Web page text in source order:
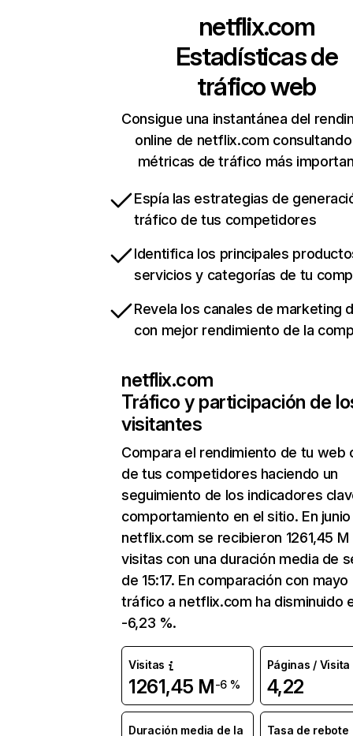
netflix.com
Estadísticas de
tráfico web
Consigue una instantánea del
online de netflix.com
métricas de tráfico más
Espía las estrategias de
tráfico de tus competidores
Identifica los principales
servicios y categorías de tu
Revela los canales de marketing
con mejor rendimiento de la
netflix.com
Tráfico y participación de
visitantes
Compara el rendimiento de tu web
de tus competidores haciendo un
seguimiento de los indicadores
comportamiento en el sitio. En junio
netflix.com se recibieron 1261,45 M
visitas con una duración media de
de 15:17. En comparación con mayo
tráfico a netflix.com ha disminuido
-6,23 %.
Visitas
1261,45 M-6 %
Páginas / Visita
4,22
Duración media de la
Tasa de rebote